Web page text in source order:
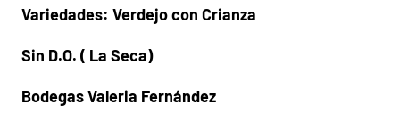
Variedades: Verdejo con Crianza
Sin D.O. ( La Seca)
Bodegas Valeria Fernández